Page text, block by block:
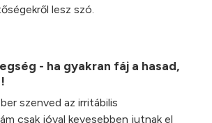
lesz szó.
- ha gyakran fáj a hasad,
szenved az irritábilis
csak jóval kevesebben jutnak el